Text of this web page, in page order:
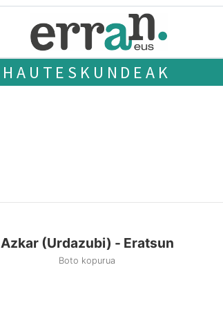
HAUTESKUNDEAK
Azkar (Urdazubi) - Eratsun
Boto kopurua